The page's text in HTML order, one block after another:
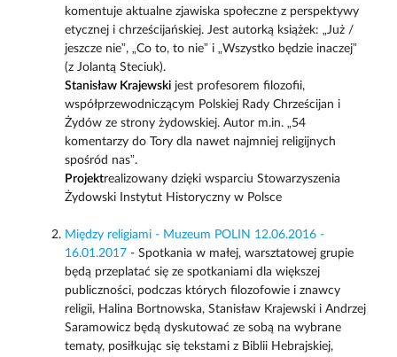
komentuje aktualne zjawiska społeczne z perspektywy
etycznej i chrześcijańskiej. Jest autorką książek: „Już /
jeszcze nie”, „Co to, to nie” i „Wszystko będzie inaczej”
(z Jolantą Steciuk).
Stanisław Krajewskijest profesorem filozofii,
współprzewodniczącym Polskiej Rady Chrześcijan i
Żydów ze strony żydowskiej. Autor m.in. „54
komentarzy do Tory dla nawet najmniej religijnych
spośród nas”.
Projektrealizowany dzięki wsparciu Stowarzyszenia
Żydowski Instytut Historyczny w Polsce
Między religiami - Muzeum POLIN 12.06.2016 -
16.01.2017- Spotkania w małej, warsztatowej grupie
będą przeplatać się ze spotkaniami dla większej
publiczności, podczas których filozofowie i znawcy
religii, Halina Bortnowska, Stanisław Krajewski i Andrzej
Saramowicz będą dyskutować ze sobą na wybrane
tematy, posiłkując się tekstami z Biblii Hebrajskiej,